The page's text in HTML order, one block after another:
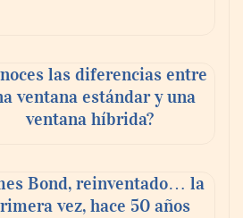
las diferencias entre
ventana estándar y una
ventana híbrida?
Bond, reinventado… la
vez, hace 50 años